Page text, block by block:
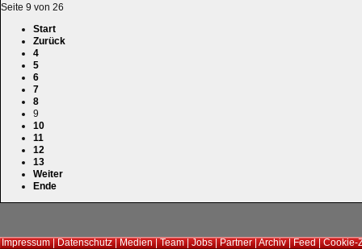
Seite 9 von 26
Start
Zurück
4
5
6
7
8
9
10
11
12
13
Weiter
Ende
Impressum|Datenschutz|Medien|Team|Jobs|Partner|Archiv|Feed|Cookie-